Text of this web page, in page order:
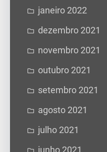
janeiro 2022
dezembro 2021
novembro 2021
outubro 2021
setembro 2021
agosto 2021
julho 2021
junho 2021